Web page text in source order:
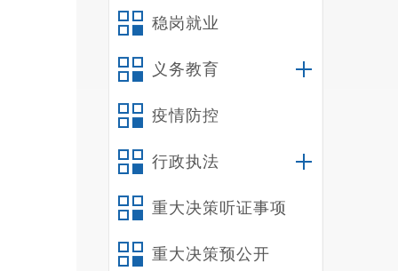
稳岗就业
义务教育
疫情防控
行政执法
重大决策听证事项
重大决策预公开